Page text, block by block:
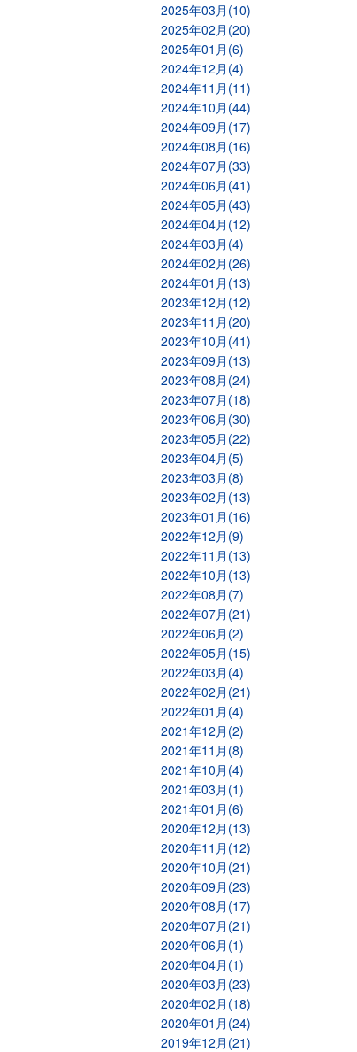
2025年03月(10)
2025年02月(20)
2025年01月(6)
2024年12月(4)
2024年11月(11)
2024年10月(44)
2024年09月(17)
2024年08月(16)
2024年07月(33)
2024年06月(41)
2024年05月(43)
2024年04月(12)
2024年03月(4)
2024年02月(26)
2024年01月(13)
2023年12月(12)
2023年11月(20)
2023年10月(41)
2023年09月(13)
2023年08月(24)
2023年07月(18)
2023年06月(30)
2023年05月(22)
2023年04月(5)
2023年03月(8)
2023年02月(13)
2023年01月(16)
2022年12月(9)
2022年11月(13)
2022年10月(13)
2022年08月(7)
2022年07月(21)
2022年06月(2)
2022年05月(15)
2022年03月(4)
2022年02月(21)
2022年01月(4)
2021年12月(2)
2021年11月(8)
2021年10月(4)
2021年03月(1)
2021年01月(6)
2020年12月(13)
2020年11月(12)
2020年10月(21)
2020年09月(23)
2020年08月(17)
2020年07月(21)
2020年06月(1)
2020年04月(1)
2020年03月(23)
2020年02月(18)
2020年01月(24)
2019年12月(21)